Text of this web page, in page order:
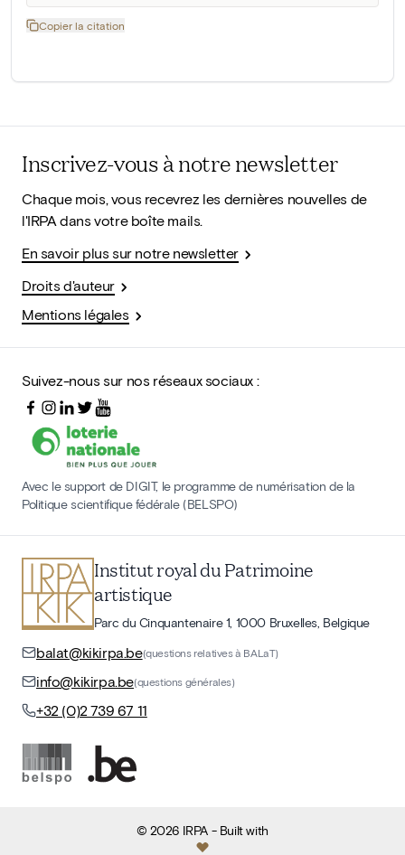
Copier la citation
Inscrivez-vous à notre newsletter
Chaque mois, vous recevrez les dernières nouvelles de
l'IRPA dans votre boîte mails.
En savoir plus sur notre newsletter
Droits d'auteur
Mentions légales
Suivez-nous sur nos réseaux sociaux :
Avec le support de DIGIT, le programme de numérisation de la
Politique scientifique fédérale (BELSPO)
Institut royal du Patrimoine
artistique
Parc du Cinquantenaire 1, 1000 Bruxelles, Belgique
balat@kikirpa.be(questions relatives à BALaT)
info@kikirpa.be(questions générales)
+32 (0)2 739 67 11
©2026 IRPA- Built with